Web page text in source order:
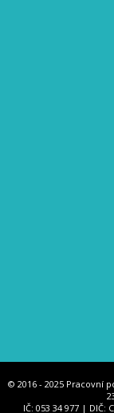
© 2016 - 2025 Pracovní
IČ: 053 34 977 | DIČ: